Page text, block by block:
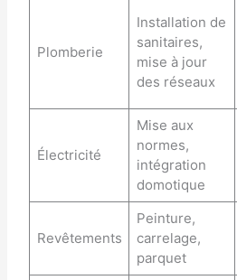
Plomberie
Installation de
sanitaires,
mise à jour
des réseaux
Électricité
Mise aux
normes,
intégration
domotique
Revêtements
Peinture,
carrelage,
parquet